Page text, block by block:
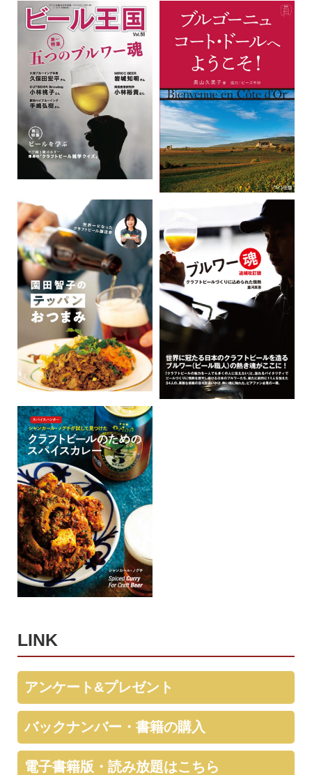
LINK
アンケート&プレゼント
バックナンバー・書籍の購入
電子書籍版・読み放題はこちら